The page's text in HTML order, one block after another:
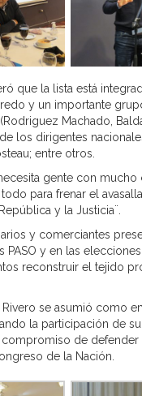
que la lista está
y un importante
Machado,
los dirigentes
entre otros.
gente con mucho
para frenar el
y la Justicia¨.
y comerciantes
PASO y en las
reconstruir el tejido
se asumió como
la participación de su
de defender
de la Nación.